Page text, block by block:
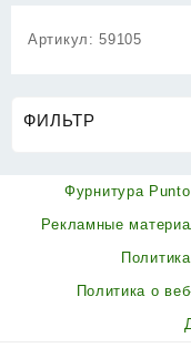
Артикул:59105
ФИЛЬТР
Фурнитура Punto
Рекламные
Политика о